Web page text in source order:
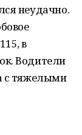
неудачно.
в
Водители
с тяжелыми